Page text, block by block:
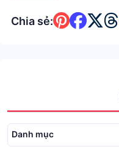
Chia sẻ:
Danh mục